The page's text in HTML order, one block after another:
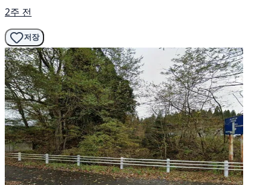
2주 전
저장